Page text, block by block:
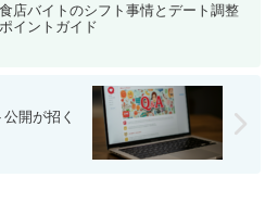
店バイトのシフト事情とデート調整
イントガイド
開が招く